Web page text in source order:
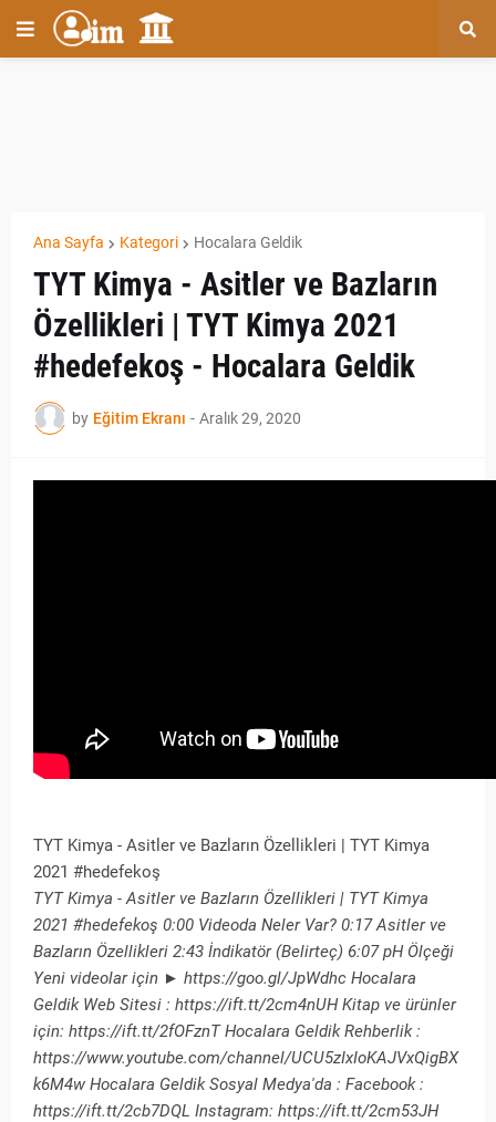
Ana Sayfa Kategori Hocalara Geldik
TYT Kimya - Asitler ve Bazların
Özellikleri | TYT Kimya 2021
#hedefekoş - Hocalara Geldik
by Eğitim Ekranı - Aralık 29, 2020
TYT Kimya - Asitler ve Bazların Özellikleri | TYT Kimya
2021 #hedefekoş
TYT Kimya - Asitler ve Bazların Özellikleri | TYT Kimya
2021 #hedefekoş 0:00 Videoda Neler Var? 0:17 Asitler ve
Bazların Özellikleri 2:43 İndikatör (Belirteç) 6:07 pH Ölçeği
Yeni videolar için ► https://goo.gl/JpWdhc Hocalara
Geldik Web Sitesi : https://ift.tt/2cm4nUH Kitap ve ürünler
için: https://ift.tt/2fOFznT Hocalara Geldik Rehberlik :
https://www.youtube.com/channel/UCU5zIxIoKAJVxQigBX
k6M4w Hocalara Geldik Sosyal Medya'da : Facebook :
https://ift.tt/2cb7DQL Instagram: https://ift.tt/2cm53JH